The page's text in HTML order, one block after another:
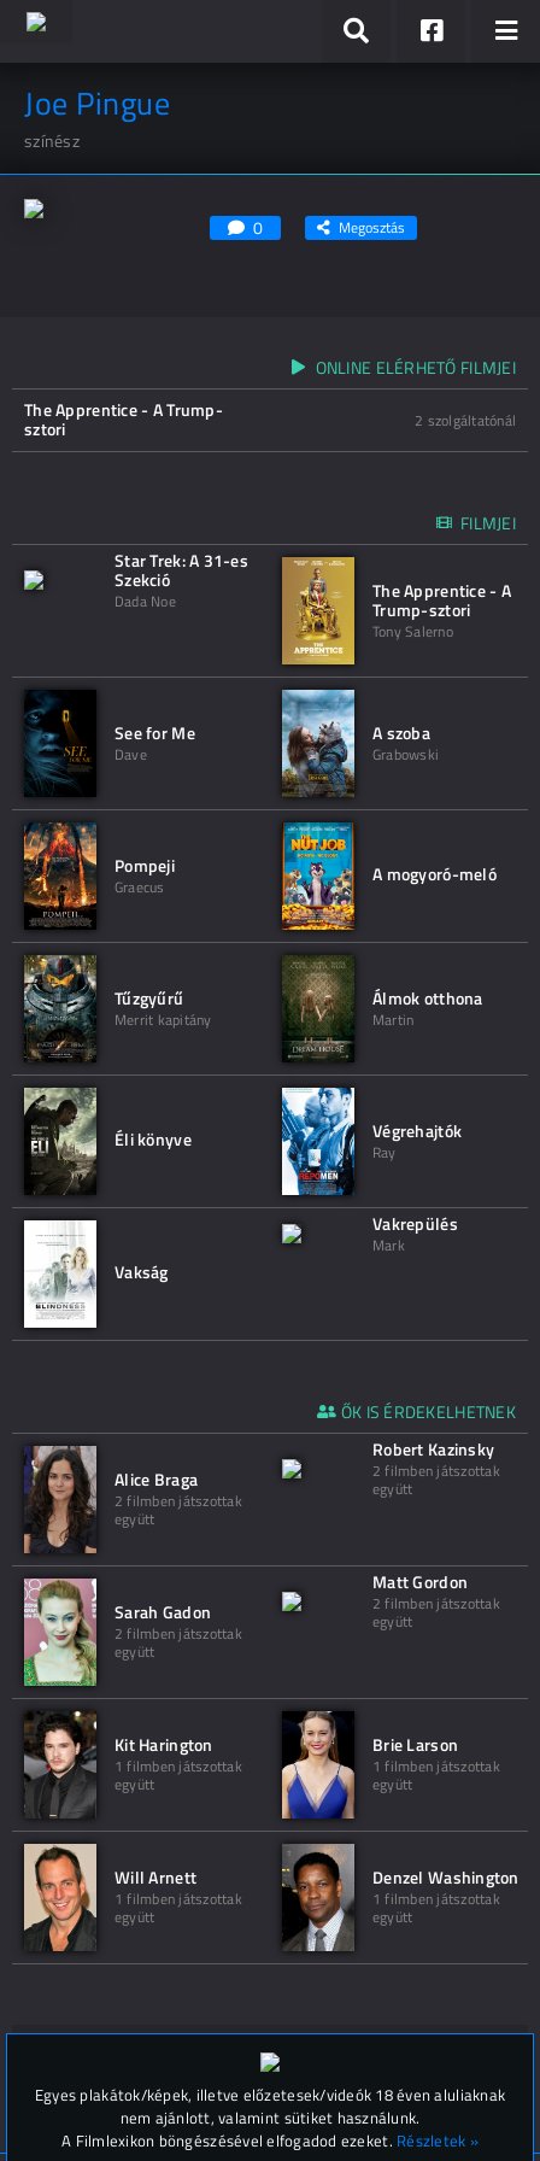
Joe Pingue
színész
0 Megosztás
ONLINE ELÉRHETŐ FILMJEI
The Apprentice - A Trump-
sztori 2 szolgáltatónál
FILMJEI
Star Trek: A 31-es
Szekció
Dada Noe The Apprentice - A
Trump-sztori
Tony Salerno
See for Me
Dave
A szoba
Grabowski
Pompeji
Graecus
A mogyoró-meló
Tűzgyűrű
Merrit kapitány
Álmok otthona
Martin
Éli könyve Végrehajtók
Ray
Vakság
Vakrepülés
Mark
ŐK IS ÉRDEKELHETNEK
Alice Braga
2 filmben játszottak
együtt
Robert Kazinsky
2 filmben játszottak
együtt
Sarah Gadon
2 filmben játszottak
együtt
Matt Gordon
2 filmben játszottak
együtt
Kit Harington
1 filmben játszottak
együtt
Brie Larson
1 filmben játszottak
együtt
Will Arnett
1 filmben játszottak
együtt
Denzel Washington
1 filmben játszottak
együtt
Hozzászólások (
Egyes plakátok/képek, illetve előzetesek/videók 18 éven aluliaknak
nem ajánlott, valamint sütiket használunk.
A Filmlexikon böngészésével elfogadod ezeket. Részletek »